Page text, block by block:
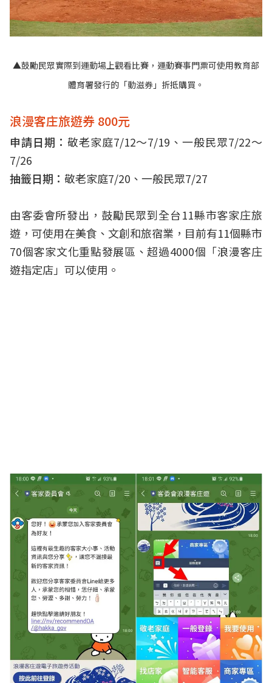
▲鼓勵民眾實際到運動場上觀看比賽，運動賽事門票可使用教育部
體育署發行的「動滋券」折抵購買。
浪漫客庄旅遊券 800元
申請日期： 敬老家庭7/12～7/19、一般民眾7/22～
7/26
抽籤日期： 敬老家庭7/20、一般民眾7/27
由客委會所發出，鼓勵民眾到全台11縣市客家庄旅
遊，可使用在美食、文創和旅宿業，目前有11個縣市
70個客家文化重點發展區、超過4000個「浪漫客庄
遊指定店」可以使用。